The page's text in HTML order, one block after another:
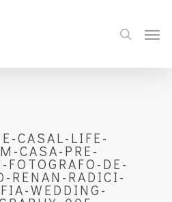
CASAL-LIFE-
CASA-PRE-
FOTOGRAFO-DE-
RENAN-RADICI-
WEDDING-